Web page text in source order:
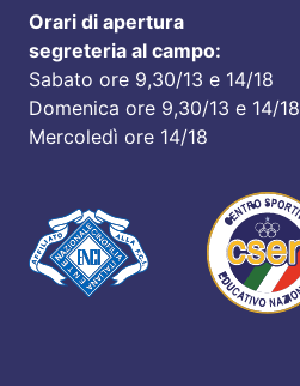
Orari di apertura
segreteria al campo:
Sabato ore 9,30/13 e 14/18
Domenica ore 9,30/13 e 14/18
Mercoledì ore 14/18